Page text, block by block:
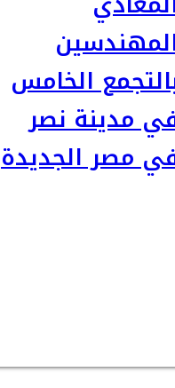
الخامس
مدينة نصر
مصر الجديدة